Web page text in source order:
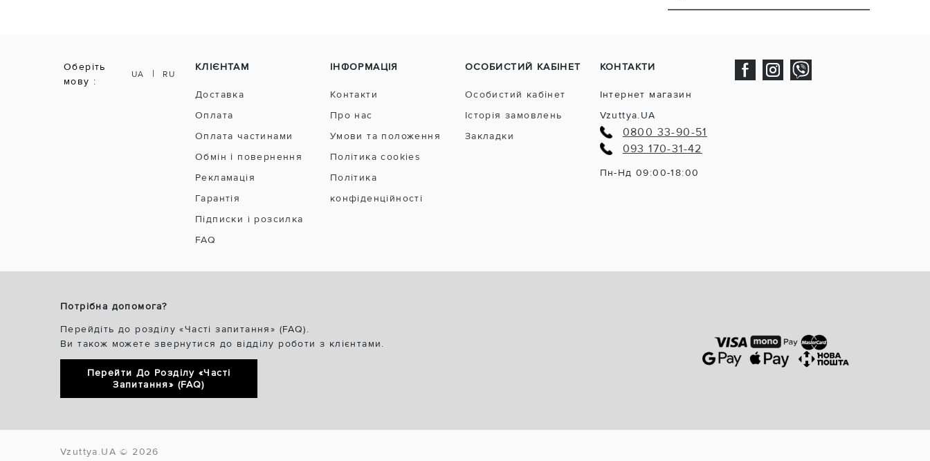
Оберіть
мову :
UA | RU
КЛІЄНТАМ
Доставка
Оплата
Оплата частинами
Обмін і повернення
Рекламація
Гарантія
Підписки і розсилка
FAQ
ІНФОРМАЦІЯ
Контакти
Про нас
Умови та положення
Політика cookies
Політика
конфіденційності
ОСОБИСТИЙ КАБІНЕТ
Особистий кабінет
Історія замовлень
Закладки
КОНТАКТИ
Інтернет магазин
Vzuttya.UA
0800 33-90-51
093 170-31-42
Пн-Нд 09:00-18:00
Потрібна допомога?
Перейдіть до розділу «Часті запитання» (FAQ).
Ви також можете звернутися до відділу роботи з клієнтами.
Перейти До Розділу «Часті
Запитання» (FAQ)
Vzuttya.UA © 2026